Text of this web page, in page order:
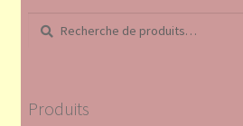
Recherche
pour :
Recherche
Produits